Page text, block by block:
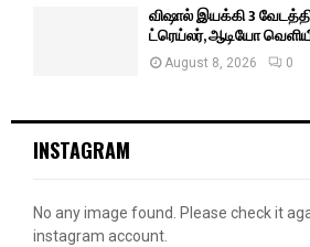
விஷால் இயக்கி 3
ட்ரெய்லர், ஆடியோ
August 8, 2026 0
INSTAGRAM
No any image found. Please check it
instagram account.